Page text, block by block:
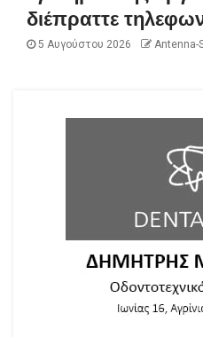
διέπραττε
5 Αυγούστου 2026 Antenna-